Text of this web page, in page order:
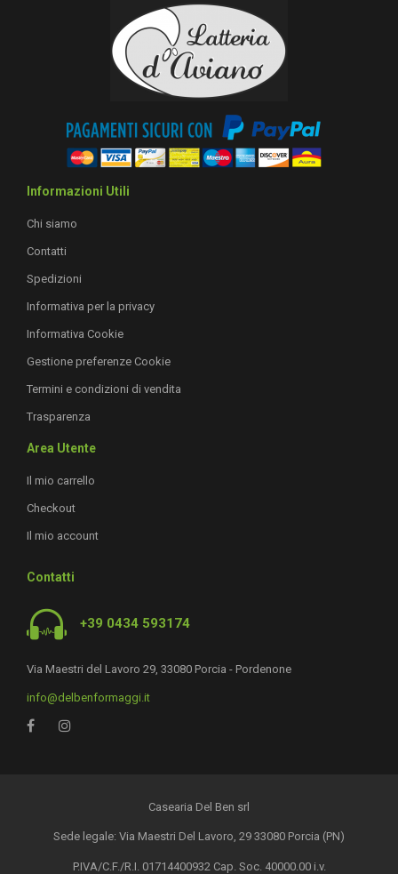
Informazioni Utili
Chi siamo
Contatti
Spedizioni
Informativa per la privacy
Informativa Cookie
Gestione preferenze Cookie
Termini e condizioni di vendita
Trasparenza
Area Utente
Il mio carrello
Checkout
Il mio account
Contatti
+39 0434 593174
Via Maestri del Lavoro 29, 33080 Porcia - Pordenone
info@delbenformaggi.it
Casearia Del Ben srl
Sede legale: Via Maestri Del Lavoro, 29 33080 Porcia (PN)
P.IVA/C.F./R.I. 01714400932 Cap. Soc. 40000.00 i.v.